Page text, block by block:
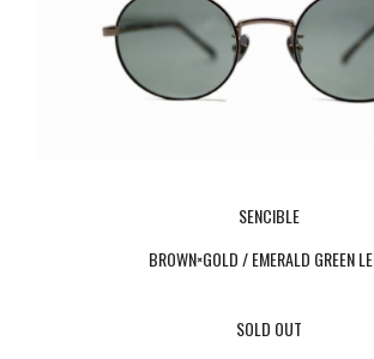
SENCIBLE
BROWN×GOLD / EMERALD GREEN
SOLD OUT